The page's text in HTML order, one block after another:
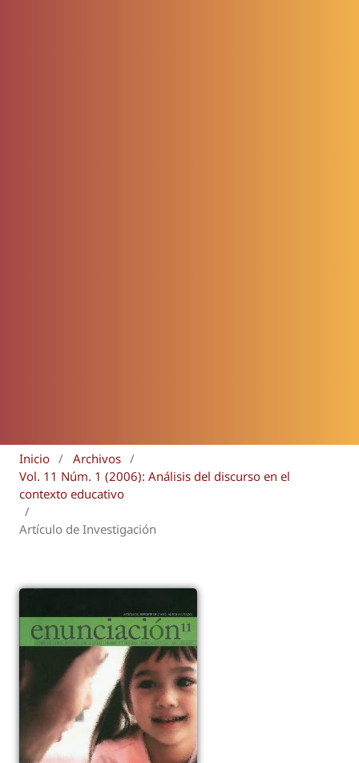
Inicio / Archivos /
Vol. 11 Núm. 1 (2006): Análisis del discurso en el
contexto educativo
/
Artículo de Investigación